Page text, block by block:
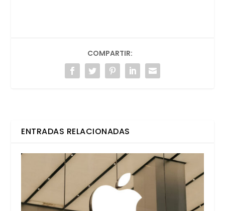
COMPARTIR:
ENTRADAS RELACIONADAS